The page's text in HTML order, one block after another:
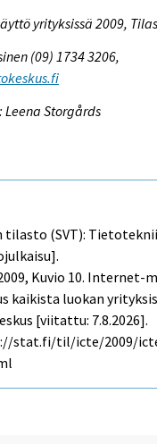
yrityksissä 2009,
(09) 1734 3206,
Storgårds
tilasto (SVT):
Kuvio 10. Internet-
kaikista luokan
[viitattu: 7.8.2026].
stat.fi/til/icte/2009/